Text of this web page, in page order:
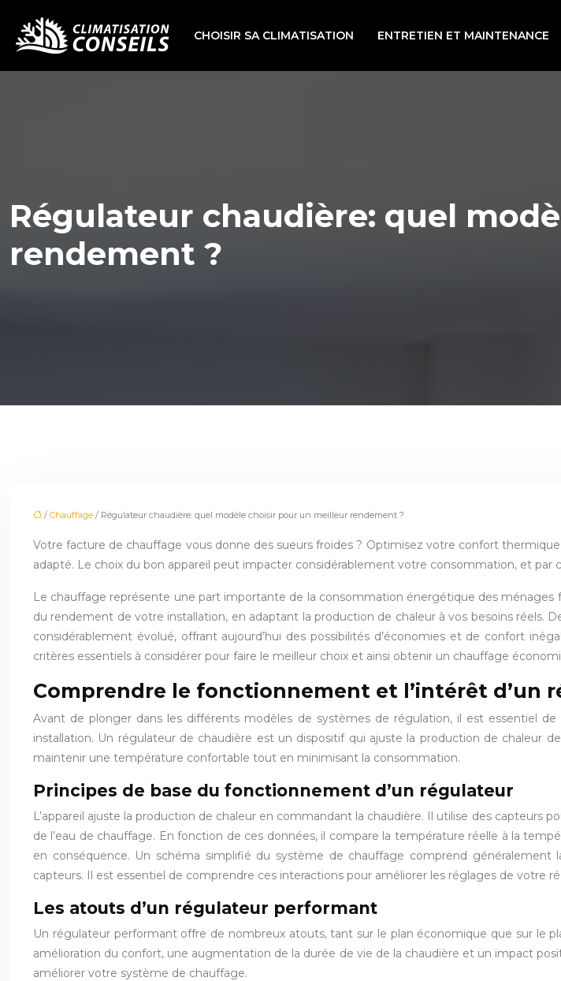
CHOISIR SA CLIMATISATION ENTRETIEN ET MAINTENANCE
Régulateur chaudière: quel
rendement ?
/ Chauffage / Régulateur chaudière: quel modèle choisir pour un meilleur rendement ?
Votre facture de chauffage vous donne des sueurs froides ? Optimisez votre confort
adapté. Le choix du bon appareil peut impacter considérablement votre consommation, et par
Le chauffage représente une part importante de la consommation énergétique des ménages
du rendement de votre installation, en adaptant la production de chaleur à vos besoins
considérablement évolué, offrant aujourd’hui des possibilités d’économies et de confort
critères essentiels à considérer pour faire le meilleur choix et ainsi obtenir un chauffage
Comprendre le fonctionnement et l’intérêt d’un
Avant de plonger dans les différents modèles de systèmes de régulation, il est essentiel
installation. Un régulateur de chaudière est un dispositif qui ajuste la production de chaleur
maintenir une température confortable tout en minimisant la consommation.
Principes de base du fonctionnement d’un régulateur
L’appareil ajuste la production de chaleur en commandant la chaudière. Il utilise des
de l’eau de chauffage. En fonction de ces données, il compare la température réelle à la
en conséquence. Un schéma simplifié du système de chauffage comprend
capteurs. Il est essentiel de comprendre ces interactions pour améliorer les réglages de votre
Les atouts d’un régulateur performant
Un régulateur performant offre de nombreux atouts, tant sur le plan économique que sur le
amélioration du confort, une augmentation de la durée de vie de la chaudière et un impact
améliorer votre système de chauffage.